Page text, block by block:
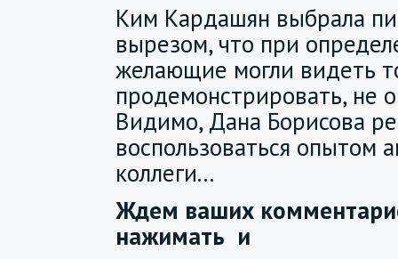
Ким Кардашян выбрала
вырезом, что при
желающие могли видеть
продемонстрировать, не
Видимо, Дана Борисова
воспользоваться опытом
коллеги...
Ждем ваших
нажимать и